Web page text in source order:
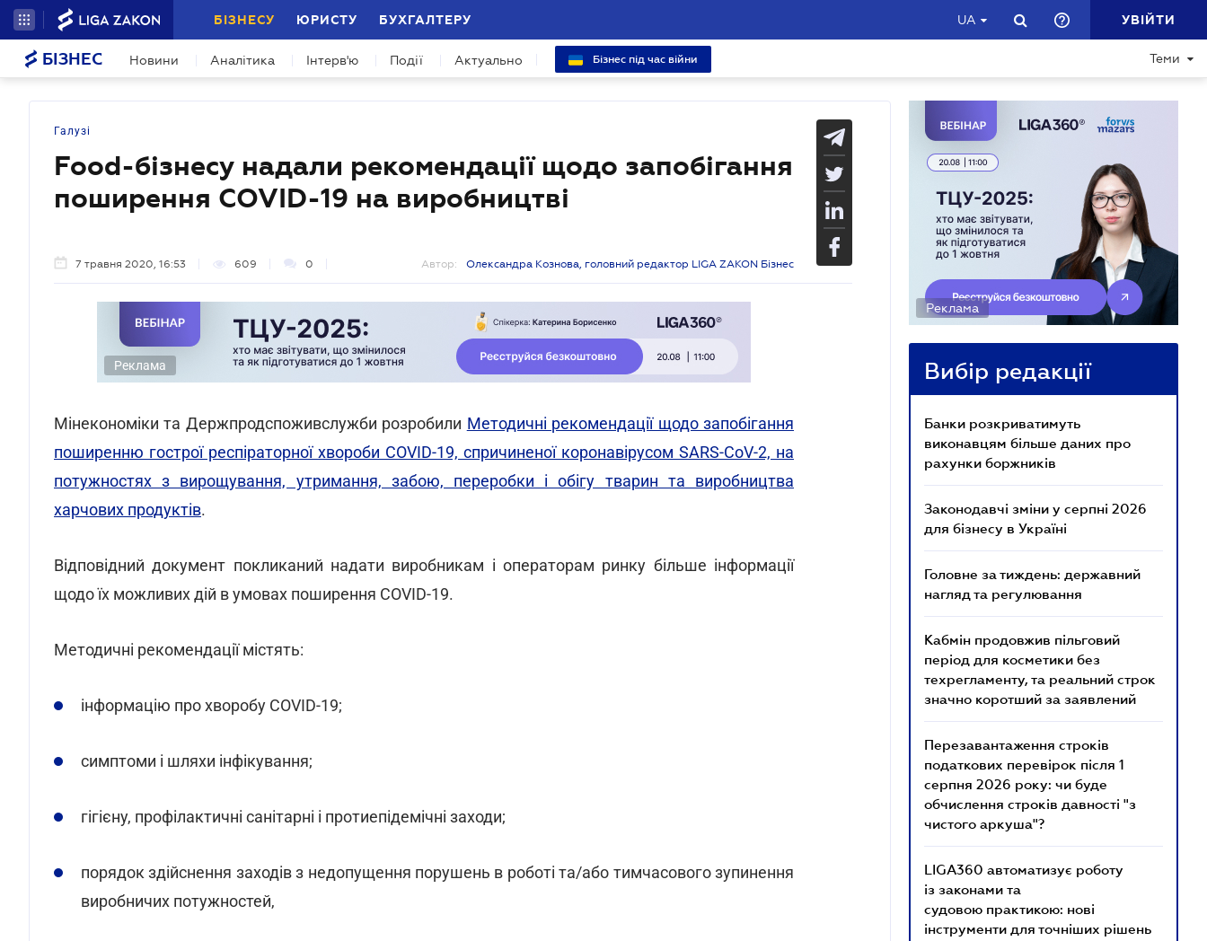
БІЗНЕСУ ЮРИСТУ БУХГАЛТЕРУ UA УВІЙТИ
БІЗНЕС Новини Аналітика Інтерв'ю Події Актуально Бізнес під час війни Теми
Галузі
Food-бізнесу надали рекомендації щодо запобігання
поширення COVID-19 на виробництві
7 травня 2020, 16:53 609 0 Автор: Олександра Кознова, головний редактор LIGA ZAKON Бізнес
Реклама
Мінекономіки та Держпродспоживслужби розробили Методичні рекомендації щодо запобігання
поширенню гострої респіраторної хвороби COVID-19, спричиненої коронавірусом SARS-CoV-2, на
потужностях з вирощування, утримання, забою, переробки і обігу тварин та виробництва
харчових продуктів.
Відповідний документ покликаний надати виробникам і операторам ринку більше інформації
щодо їх можливих дій в умовах поширення COVID-19.
Методичні рекомендації містять:
інформацію про хворобу COVID-19;
симптоми і шляхи інфікування;
гігієну, профілактичні санітарні і протиепідемічні заходи;
порядок здійснення заходів з недопущення порушень в роботі та/або тимчасового зупинення
виробничих потужностей,
Реклама
Вибір редакції
Банки розкриватимуть
виконавцям більше даних про
рахунки боржників
Законодавчі зміни у серпні 2026
для бізнесу в Україні
Головне за тиждень: державний
нагляд та регулювання
Кабмін продовжив пільговий
період для косметики без
техрегламенту, та реальний строк
значно коротший за заявлений
Перезавантаження строків
податкових перевірок після 1
серпня 2026 року: чи буде
обчислення строків давності "з
чистого аркуша"?
LIGA360 автоматизує роботу
із законами та
судовою практикою: нові
інструменти для точніших рішень